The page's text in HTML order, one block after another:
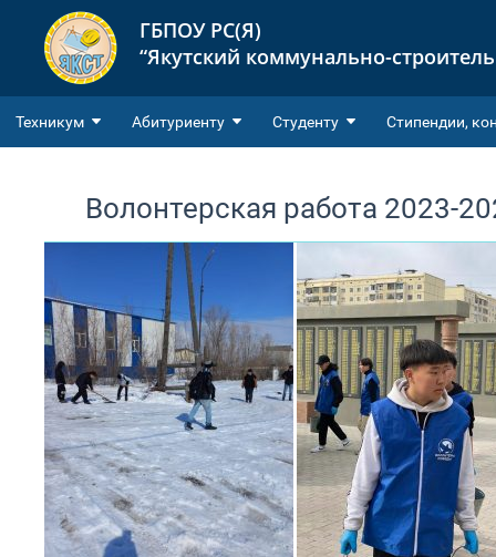
ГБПОУ РС(Я)
“Якутский коммунально-
Техникум Абитуриенту Студенту Cтипендии,
Волонтерская работа 2023-